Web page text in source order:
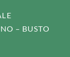
– BUSTO